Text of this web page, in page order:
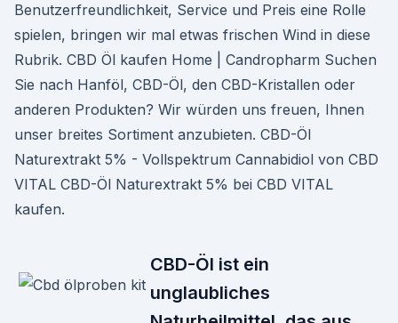
Benutzerfreundlichkeit, Service und Preis eine Rolle
spielen, bringen wir mal etwas frischen Wind in diese
Rubrik. CBD Öl kaufen Home | Candropharm Suchen
Sie nach Hanföl, CBD-Öl, den CBD-Kristallen oder
anderen Produkten? Wir würden uns freuen, Ihnen
unser breites Sortiment anzubieten. CBD-Öl
Naturextrakt 5% - Vollspektrum Cannabidiol von CBD
VITAL CBD-Öl Naturextrakt 5% bei CBD VITAL
kaufen.
CBD-Öl ist ein
unglaubliches